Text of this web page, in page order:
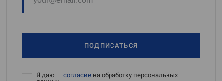
ПОДПИСАТЬСЯ
Я даю согласие на обработку персональных